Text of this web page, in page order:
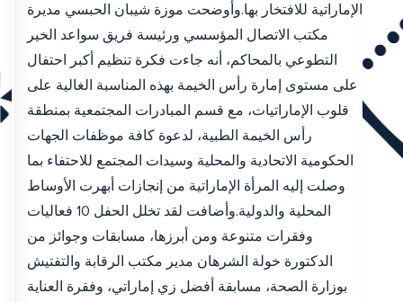
الإماراتية للافتخار بها.وأوضحت موزة شيبان الحبسي مديرة
مكتب الاتصال المؤسسي ورئيسة فريق سواعد الخير
التطوعي بالمحاكم، أنه جاءت فكرة تنظيم أكبر احتفال
على مستوى إمارة رأس الخيمة بهذه المناسبة الغالية على
قلوب الإماراتيات، مع قسم المبادرات المجتمعية بمنطقة
رأس الخيمة الطبية، لدعوة كافة موظفات الجهات
الحكومية الاتحادية والمحلية وسيدات المجتمع للاحتفاء بما
وصلت إليه المرأة الإماراتية من إنجازات أبهرت الأوساط
المحلية والدولية.وأضافت لقد تخلل الحفل 10 فعاليات
وفقرات متنوعة ومن أبرزها، مسابقات وجوائز من
الدكتورة خولة الشرهان مدير مكتب الرقابة والتفتيش
بوزارة الصحة، مسابقة أفضل زي إماراتي، وفقرة العناية